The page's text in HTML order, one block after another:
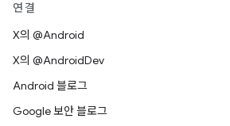
연결
X의 @Android
X의 @AndroidDev
Android 블로그
Google 보안 블로그